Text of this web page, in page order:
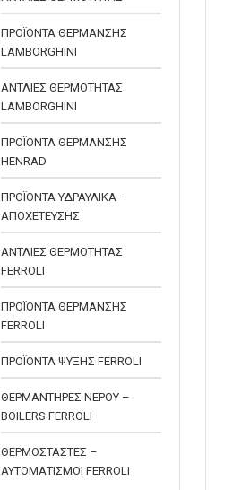
ΠΡΟΪΟΝΤΑ ΘΕΡΜΑΝΣΗΣ
LAMBORGHINI
ΑΝΤΛΙΕΣ ΘΕΡΜΟΤΗΤΑΣ
LAMBORGHINI
ΠΡΟΪΟΝΤΑ ΘΕΡΜΑΝΣΗΣ
HENRAD
ΠΡΟΪΟΝΤΑ ΥΔΡΑΥΛΙΚΑ –
ΑΠΟΧΕΤΕΥΣΗΣ
ΑΝΤΛΙΕΣ ΘΕΡΜΟΤΗΤΑΣ
FERROLI
ΠΡΟΪΟΝΤΑ ΘΕΡΜΑΝΣΗΣ
FERROLI
ΠΡΟΪΟΝΤΑ ΨΥΞΗΣ FERROLI
ΘΕΡΜΑΝΤΗΡΕΣ ΝΕΡΟΥ –
BOILERS FERROLI
ΘΕΡΜΟΣΤΑΣΤΕΣ –
ΑΥΤΟΜΑΤΙΣΜΟΙ FERROLI